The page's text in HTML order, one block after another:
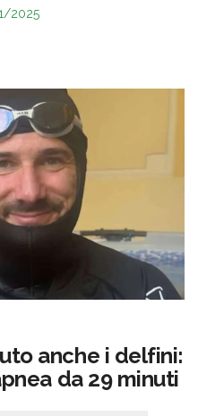
2025
anche i delfini:
da 29 minuti